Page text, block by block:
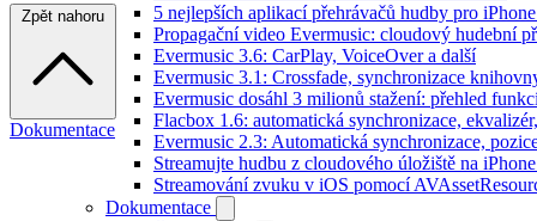
5 nejlepších aplikací přehrávačů hudby pro
Propagační video Evermusic: cloudový hudební
Evermusic 3.6: CarPlay, VoiceOver a další
Evermusic 3.1: Crossfade, synchronizace
Evermusic dosáhl 3 milionů stažení: přehled
Flacbox 1.6: automatická synchronizace,
Evermusic 2.3: Automatická synchronizace,
Streamujte hudbu z cloudového úložiště na
Streamování zvuku v iOS pomocí
Dokumentace
Zpět nahoru
Dokumentace